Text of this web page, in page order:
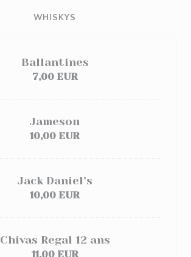
WHISKYS
Ballantines
7,00 EUR
Jameson
10,00 EUR
Jack Daniel’s
10,00 EUR
Chivas Regal 12 ans
11,00 EUR